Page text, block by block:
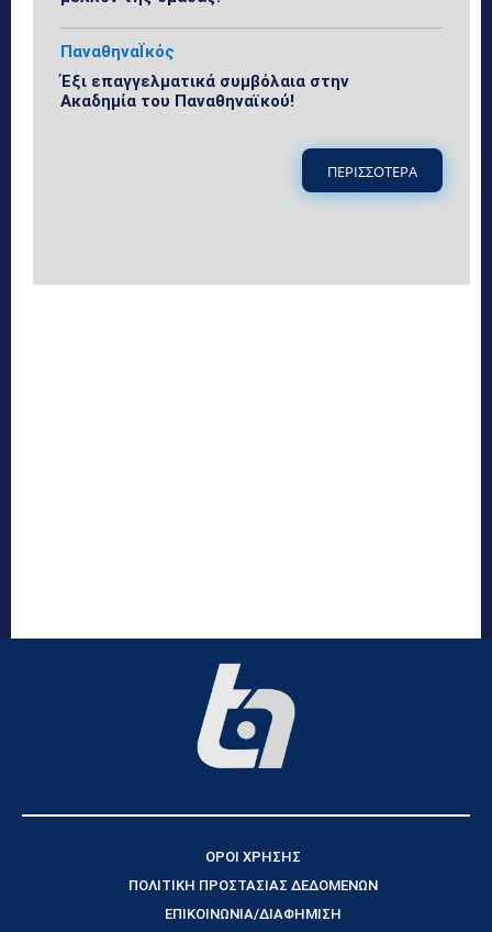
ΠαναθηναΪκός
Έξι επαγγελματικά συμβόλαια στην
Ακαδημία του Παναθηναϊκού!
ΠΕΡΙΣΣΟΤΕΡΑ
ΟΡΟΙ ΧΡΗΣΗΣ
ΠΟΛΙΤΙΚΗ ΠΡΟΣΤΑΣΙΑΣ ΔΕΔΟΜΕΝΩΝ
ΕΠΙΚΟΙΝΩΝΙΑ/ΔΙΑΦΗΜΙΣΗ